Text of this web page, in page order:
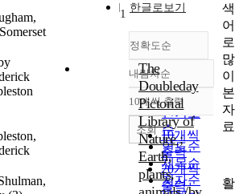
한글로보기
정확도순
정확도
순
인기도
순
연도순
제목순
저자순
내림차순
내림차순
10개씩 출력
10개씩
출력
20개씩
출력
조회
1
The
Doubleday
Pictorial
Library of
Nature ;
Earth,
plants,
색
어
로
많
이
본
자
료
활